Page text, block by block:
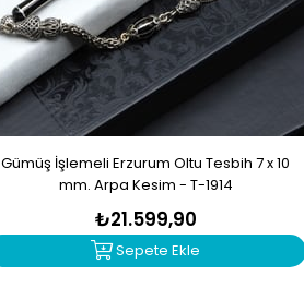
Gümüş İşlemeli Erzurum Oltu Tesbih 7 x 10
mm. Arpa Kesim - T-1914
₺21.599,90
Sepete Ekle